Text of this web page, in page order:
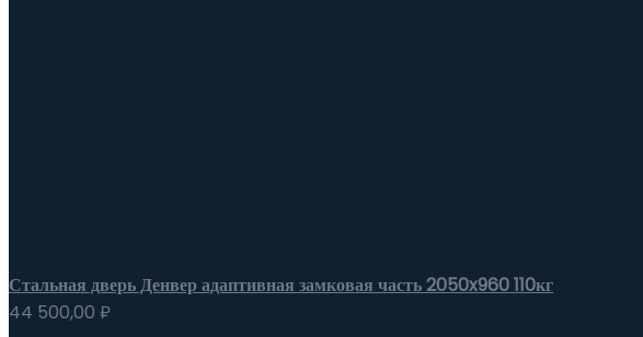
Стальная дверь Денвер адаптивная замковая часть 2050x960 110кг
44 500,00 ₽